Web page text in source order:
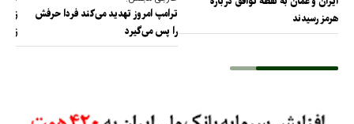
هرمز رسیدند
ترامپ امروز تهدید می‌کند فردا حرفش
را پس می‌گیرد